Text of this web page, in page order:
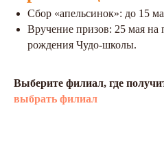
Сбор «апельсинок»: до 15
Вручение призов: 25 мая на
рождения Чудо-школы.
Выберите филиал, где
выбрать филиал